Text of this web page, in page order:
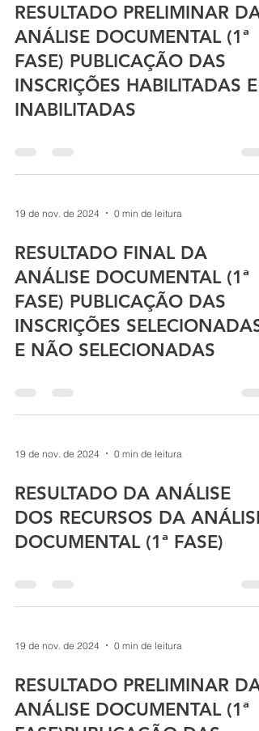
RESULTADO PRELIMINAR DA
ANÁLISE DOCUMENTAL (1ª
FASE) PUBLICAÇÃO DAS
INSCRIÇÕES HABILITADAS E
INABILITADAS
19 de nov. de 2024 0 min de leitura
RESULTADO FINAL DA
ANÁLISE DOCUMENTAL (1ª
FASE) PUBLICAÇÃO DAS
INSCRIÇÕES SELECIONADAS
E NÃO SELECIONADAS
19 de nov. de 2024 0 min de leitura
RESULTADO DA ANÁLISE
DOS RECURSOS DA ANÁLISE
DOCUMENTAL (1ª FASE)
19 de nov. de 2024 0 min de leitura
RESULTADO PRELIMINAR DA
ANÁLISE DOCUMENTAL (1ª